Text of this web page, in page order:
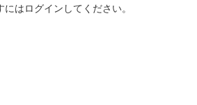
にはログインしてください。